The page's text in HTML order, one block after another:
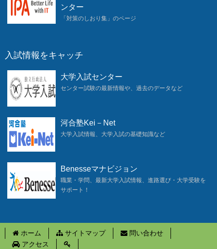
ンター
「対策のしおり集」のページ
入試情報をキャッチ
大学入試センター
センター試験の最新情報や、過去のデータなど
河合塾Kei－Net
大学入試情報、大学入試の基礎知識など
Benesseマナビジョン
職業・学問、最新大学入試情報、進路選び・大学受験を
サポート！
ホーム サイトマップ
問い合わせ
アクセス